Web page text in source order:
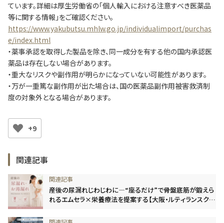
ています。詳細は厚生労働省の「個人輸入における注意すべき医薬品
等に関する情報」をご確認ください。
https://www.yakubutsu.mhlw.go.jp/individualimport/purchas
e/index.html
・薬事承認を取得した製品を除き、同一成分を有する他の国内承認医
薬品は存在しない場合があります。
・重大なリスクや副作用が明らかになっていない可能性があります。
・万が一重篤な副作用が出た場合は、国の医薬品副作用被害救済制
度の対象外となる場合があります。
+9
関連記事
産後の尿漏れじわじわに―“座るだけ”で骨盤底筋が鍛えら
れるエムセラ×栄養療法を提案する【大阪・ルティランスクリ